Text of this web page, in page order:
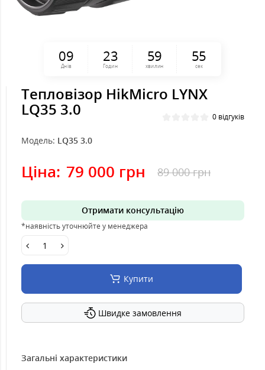
09
Днів
23
Годин
59
хвилин
55
сек
Тепловізор HikMicro LYNX
LQ35 3.0 0 відгуків
Модель: LQ35 3.0
Ціна: 79 000 грн 89 000 грн
Отримати консультацію
*наявність уточнюйте у менеджера
Купити
Швидке замовлення
Загальні характеристики